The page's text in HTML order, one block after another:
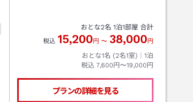
おとな2名 1泊1部屋 合計
税込 15,200円 〜 38,000円
おとな1名 (2名1室)｜ 1泊
税込 7,600円〜19,000円
プランの詳細を見る